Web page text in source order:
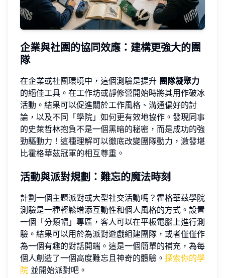
企業與社團的協同效應：建構更強大的團
隊
在企業或社團環境中，這個測驗是提升 團隊凝聚力
的絕佳工具。在工作坊或靜修營開始時將其用作破冰
活動。結果可以促進關於工作風格、溝通偏好的討
論，以及不同「學院」如何更有效地協作。發現同事
的史萊哲林抱負不是一個黑暗的秘密，而是成功的強
勁驅動力！這種理解可以徹底改變團隊動力，激發堪
比霍格華茲冠軍的相互尊重。
活動與派對規劃：難忘的魔法時刻
計劃一個主題派對或大型社交活動嗎？霍格華茲學院
測驗是一種輕鬆增添互動性和個人風格的方式。設置
一個「分類帽」專區，客人可以在平板電腦上進行測
驗。結果可以用於為派對遊戲組建團隊，或者僅僅作
為一個有趣的對話開端。這是一個簡單的補充，為每
個人創造了一個高度難忘且神奇的體驗。 探索你的學
院 並開始派對吧。